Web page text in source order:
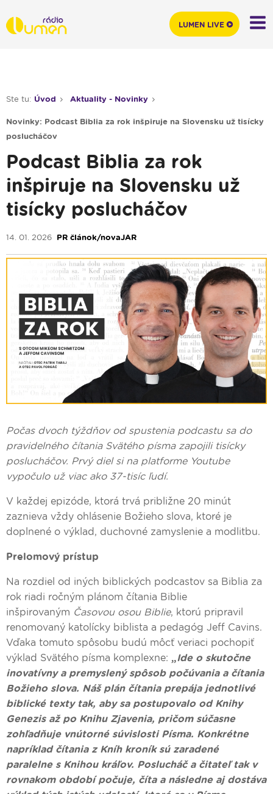
Ste tu: Úvod Aktuality - Novinky
Novinky: Podcast Biblia za rok inšpiruje na Slovensku už tisícky
poslucháčov
Podcast Biblia za rok
inšpiruje na Slovensku už
tisícky poslucháčov
14. 01. 2026 PR článok/novaJAR
Počas dvoch týždňov od spustenia podcastu sa do
pravidelného čítania Svätého písma zapojili tisícky
poslucháčov. Prvý diel si na platforme Youtube
vypočulo už viac ako 37-tisíc ľudí.
V každej epizóde, ktorá trvá približne 20 minút
zaznieva vždy ohlásenie Božieho slova, ktoré je
doplnené o výklad, duchovné zamyslenie a modlitbu.
Prelomový prístup
Na rozdiel od iných biblických podcastov sa Biblia za
rok riadi ročným plánom čítania Biblie
inšpirovaným Časovou osou Biblie, ktorú pripravil
renomovaný katolícky biblista a pedagóg Jeff Cavins.
Vďaka tomuto spôsobu budú môcť veriaci pochopiť
výklad Svätého písma komplexne: „Ide o skutočne
inovatívny a premyslený spôsob počúvania a čítania
Božieho slova. Náš plán čítania prepája jednotlivé
biblické texty tak, aby sa postupovalo od Knihy
Genezis až po Knihu Zjavenia, pričom súčasne
zohľadňuje vnútorné súvislosti Písma. Konkrétne
napríklad čítania z Kníh kroník sú zaradené
paralelne s Knihou kráľov. Poslucháč a čitateľ tak v
rovnakom období počuje, číta a následne aj dostáva
LUMEN LIVE